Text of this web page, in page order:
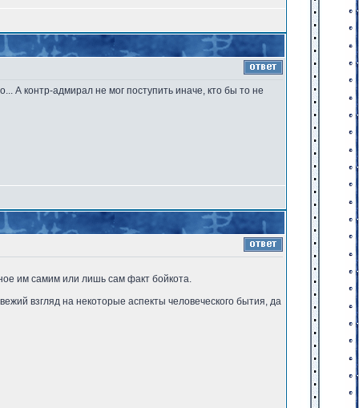
А контр-адмирал не мог поступить иначе, кто бы то не
им самим или лишь сам факт бойкота.
взгляд на некоторые аспекты человеческого бытия, да